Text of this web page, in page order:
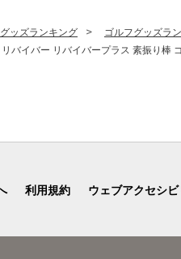
ッズランキング
ゴルフグッズラ
バイバー リバイバープラス 素振り棒
利用規約 ウェブアクセシ